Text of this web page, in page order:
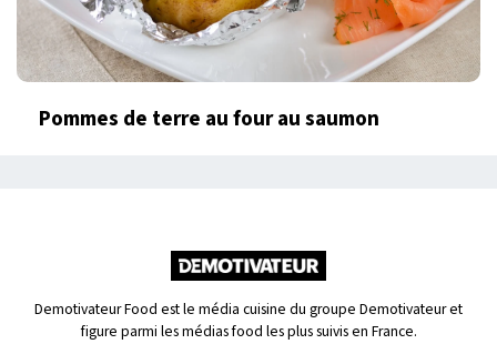
Pommes de terre au four au saumon
Demotivateur Food est le média cuisine du groupe Demotivateur et
figure parmi les médias food les plus suivis en France.